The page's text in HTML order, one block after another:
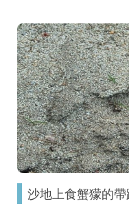
沙地上食蟹獴的